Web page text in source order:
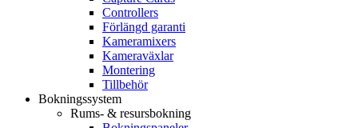
Controllers
Förlängd garanti
Kameramixers
Kameraväxlar
Montering
Tillbehör
Bokningssystem
Rums- & resursbokning